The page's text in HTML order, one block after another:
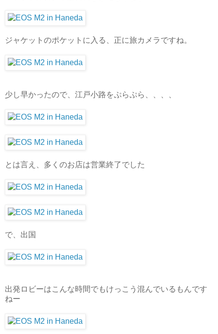
ジャケットのポケットに入る、正に旅カメラですね。
少し早かったので、江戸小路をぷらぷら、、、、
とは言え、多くのお店は営業終了でした
で、出国
出発ロビーはこんな時間でもけっこう混んでいるもんです
ねー